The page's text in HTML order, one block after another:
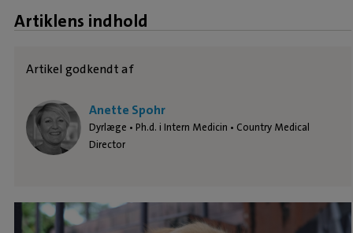
Artiklens indhold
Artikel godkendt af
Anette Spohr
Dyrlæge • Ph.d. i Intern Medicin • Country Medical
Director